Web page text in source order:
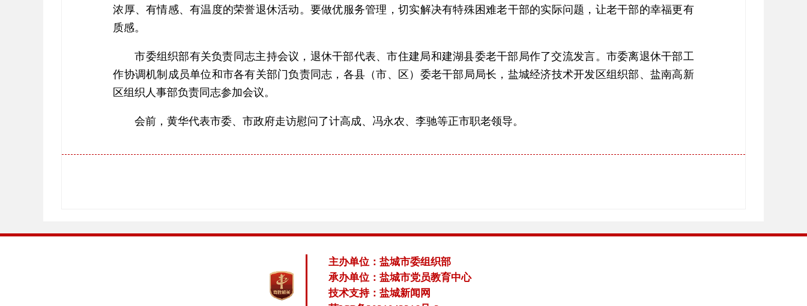
浓厚、有情感、有温度的荣誉退休活动。要做优服务管理，切实解决有特殊困难老干部的实际问题，让老干部的幸福更有
质感。
市委组织部有关负责同志主持会议，退休干部代表、市住建局和建湖县委老干部局作了交流发言。市委离退休干部工
作协调机制成员单位和市各有关部门负责同志，各县（市、区）委老干部局局长，盐城经济技术开发区组织部、盐南高新
区组织人事部负责同志参加会议。
会前，黄华代表市委、市政府走访慰问了计高成、冯永农、李驰等正市职老领导。
主办单位：盐城市委组织部
承办单位：盐城市党员教育中心
技术支持：盐城新闻网